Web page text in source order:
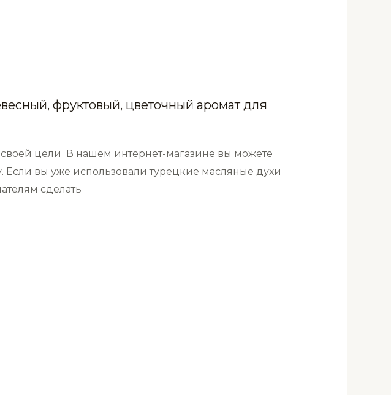
фруктовый, цветочный аромат для
цели В нашем интернет-магазине вы можете
вы уже использовали турецкие масляные духи
сделать